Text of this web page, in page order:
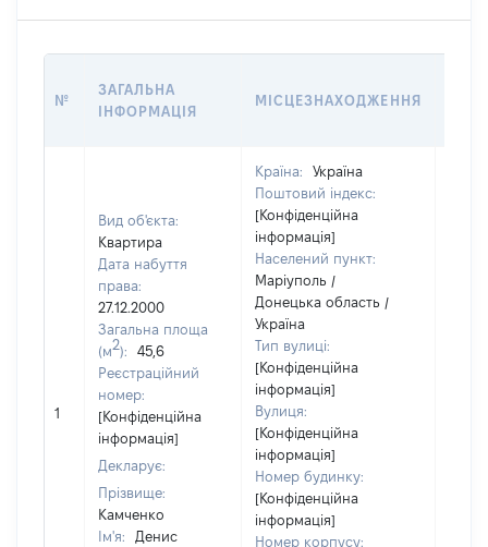
№
ЗАГАЛЬНА
ІНФОРМАЦІЯ
МІСЦЕЗНАХОДЖЕННЯ
1
Вид об'єкта:
Квартира
Дата набуття
права:
27.12.2000
Загальна площа
(м2):
45,6
Реєстраційний
номер:
[Конфіденційна
інформація]
Декларує:
Прізвище:
Камченко
Ім'я:
Денис
Країна:
Україна
Поштовий індекс:
[Конфіденційна
інформація]
Населений пункт:
Маріуполь /
Донецька область /
Україна
Тип вулиці:
[Конфіденційна
інформація]
Вулиця:
[Конфіденційна
інформація]
Номер будинку:
[Конфіденційна
інформація]
Номер корпусу: